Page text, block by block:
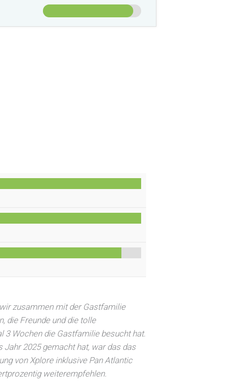
zusammen mit der Gastfamilie
die Freunde und die tolle
Wochen die Gastfamilie besucht hat.
Jahr 2025 gemacht hat, war das das
von Xplore inklusive Pan Atlantic
weiterempfehlen.